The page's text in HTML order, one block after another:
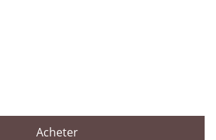
Acheter